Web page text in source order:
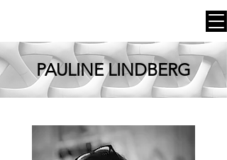
PAULINE LINDBERG